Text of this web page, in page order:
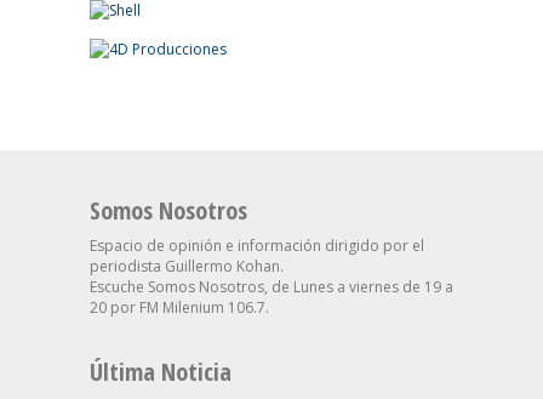
Somos Nosotros
Espacio de opinión e información dirigido por el
periodista Guillermo Kohan.
Escuche Somos Nosotros, de Lunes a viernes de 19 a
20 por FM Milenium 106.7.
Última Noticia